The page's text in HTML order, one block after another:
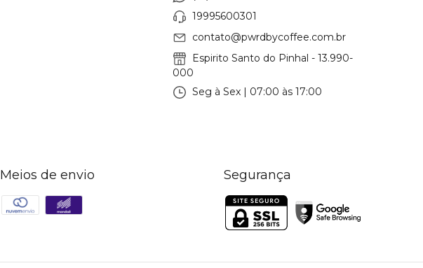
19995600301
contato@pwrdbycoffee.com.br
Espirito Santo do Pinhal - 13.990-
000
Seg à Sex | 07:00 às 17:00
Meios de envio Segurança